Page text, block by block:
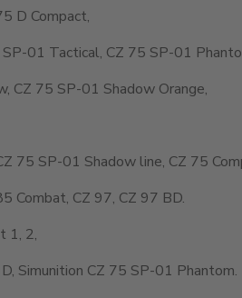
D Compact,
01 Tactical, CZ 75 SP-01
CZ 75 SP-01 Shadow Orange,
75 SP-01 Shadow line, CZ 75
Combat, CZ 97, CZ 97 BD.
1, 2,
Simunition CZ 75 SP-01 Phantom.